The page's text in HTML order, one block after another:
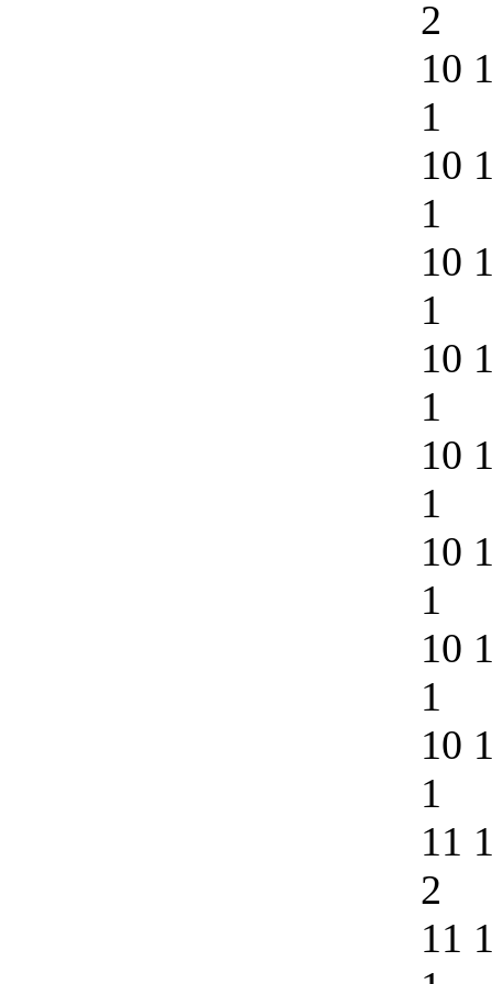
2
10
1
10
1
10
1
10
1
10
1
10
1
10
1
10
1
11
2
11